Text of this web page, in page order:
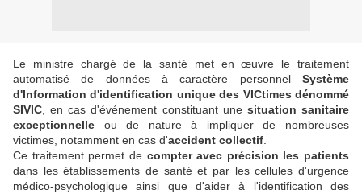
Le ministre chargé de la santé met en œuvre le traitement
automatisé de données à caractère personnel Système
d'Information d'identification unique des VICtimes dénommé
SIVIC , en cas d'événement constituant une situation sanitaire
exceptionnelle ou de nature à impliquer de nombreuses
victimes, notamment en cas d'accident collectif
Ce traitement permet de compter avec précision les patients
dans les établissements de santé et par les cellules d'urgence
médico-psychologique ainsi que d'aider à l'identification des